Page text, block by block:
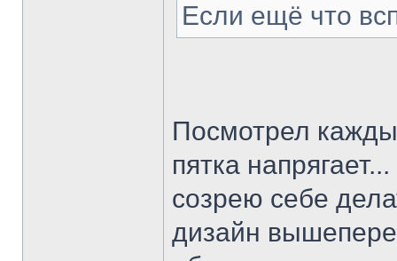
Если ещё что
Посмотрел
пятка
созрею себе
дизайн